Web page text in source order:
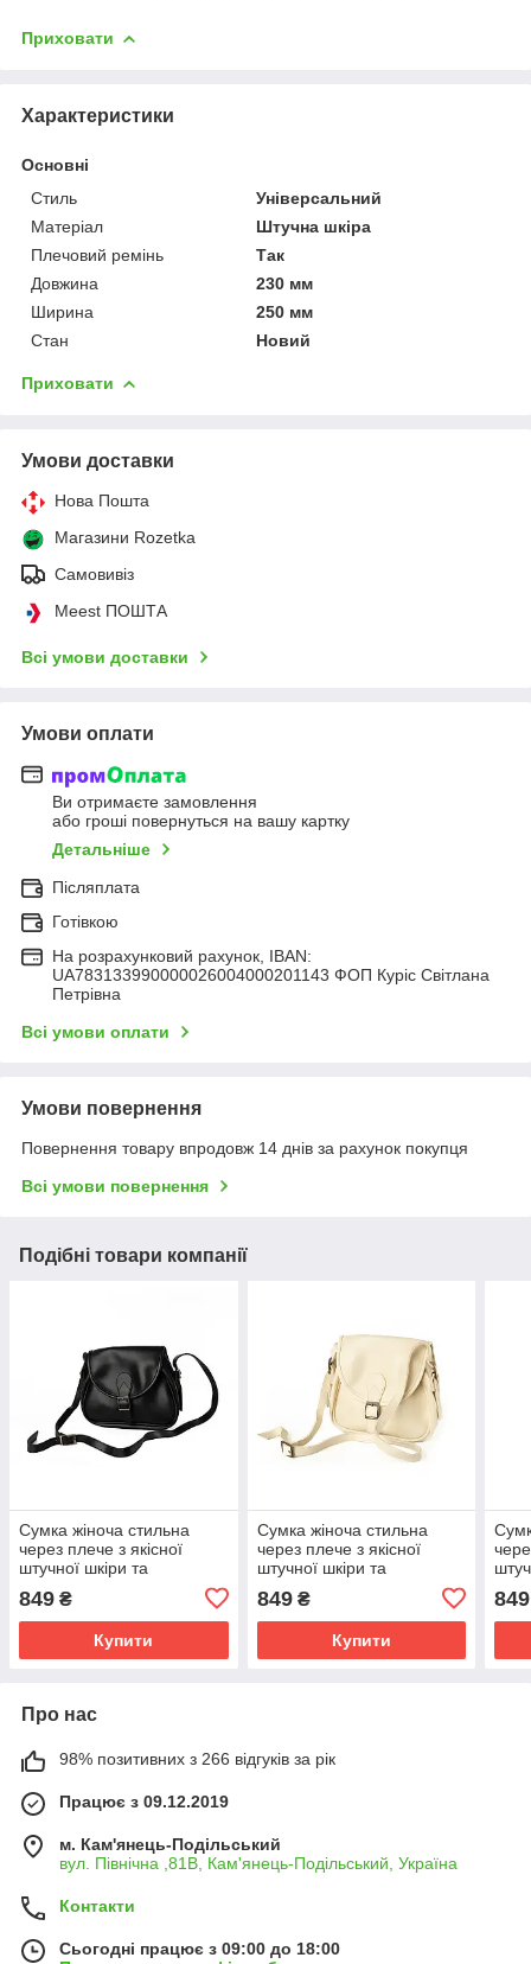
Приховати
Характеристики
Основні
Стиль
Універсальний
Матеріал
Штучна шкіра
Плечовий ремінь
Так
Довжина
230 мм
Ширина
250 мм
Стан
Новий
Приховати
Умови доставки
Нова Пошта
Магазини Rozetka
Самовивіз
Meest ПОШТА
Всі умови доставки
Умови оплати
Ви отримаєте замовлення
або гроші повернуться на вашу картку
Детальніше
Післяплата
Готівкою
На розрахунковий рахунок, IBAN:
UA783133990000026004000201143 ФОП Куріс Світлана
Петрівна
Всі умови оплати
Умови повернення
Повернення товару впродовж 14 днів за рахунок покупця
Всі умови повернення
Подібні товари компанії
Сумка жіноча стильна
через плече з якісної
штучної шкіри та
регульованим ремінцем,
Чорний
849 ₴
Купити
Сумка жіноча стильна
через плече з якісної
штучної шкіри та
регульованим ремінцем,
Молочний
849₴
Купити
849
Про нас
98% позитивних з 266 відгуків за рік
Працює з 09.12.2019
м. Кам'янець-Подільський
вул. Північна ,81В, Кам'янець-Подільський, Україна
Контакти
Сьогодні працює з 09:00 до 18:00